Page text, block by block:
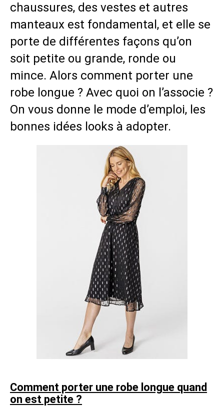
chaussures, des vestes et autres
manteaux est fondamental, et elle se
porte de différentes façons qu’on
soit petite ou grande, ronde ou
mince. Alors comment porter une
robe longue ? Avec quoi on l’associe ?
On vous donne le mode d’emploi, les
bonnes idées looks à adopter.
Comment porter une robe longue quand
on est petite ?